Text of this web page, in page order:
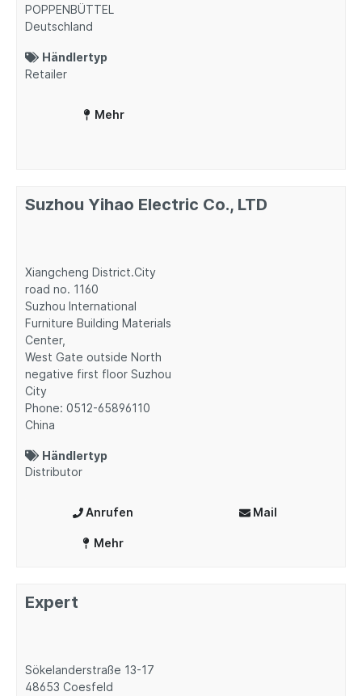
POPPENBÜTTEL
Deutschland
Händlertyp
Retailer
Mehr
Suzhou Yihao Electric Co., LTD
Xiangcheng District.City
road no. 1160
Suzhou International
Furniture Building Materials
Center,
West Gate outside North
negative first floor Suzhou
City
Phone: 0512-65896110
China
Händlertyp
Distributor
Anrufen Mail
Mehr
Expert
Sökelanderstraße 13-17
48653 Coesfeld